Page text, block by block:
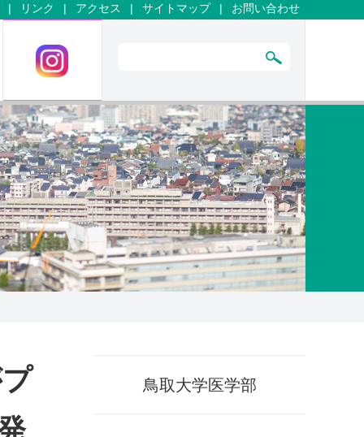
| リンク | アクセス | サイトマップ | お問い合わせ
鳥取大学医学部